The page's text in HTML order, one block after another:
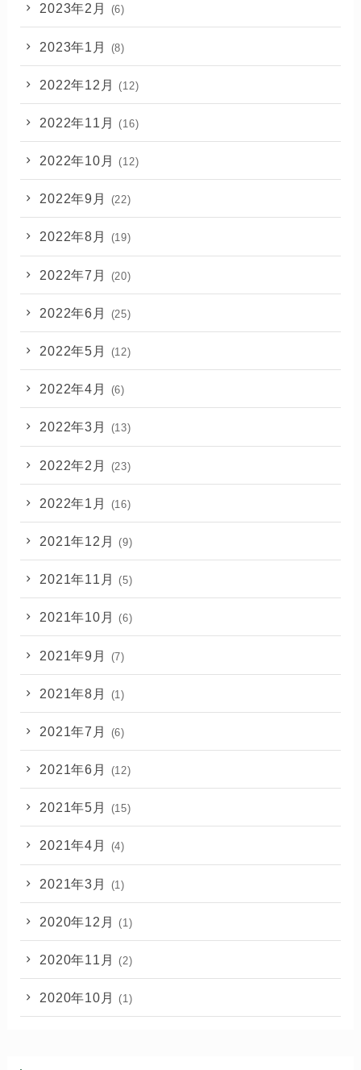
2023年2月 (6)
2023年1月 (8)
2022年12月 (12)
2022年11月 (16)
2022年10月 (12)
2022年9月 (22)
2022年8月 (19)
2022年7月 (20)
2022年6月 (25)
2022年5月 (12)
2022年4月 (6)
2022年3月 (13)
2022年2月 (23)
2022年1月 (16)
2021年12月 (9)
2021年11月 (5)
2021年10月 (6)
2021年9月 (7)
2021年8月 (1)
2021年7月 (6)
2021年6月 (12)
2021年5月 (15)
2021年4月 (4)
2021年3月 (1)
2020年12月 (1)
2020年11月 (2)
2020年10月 (1)